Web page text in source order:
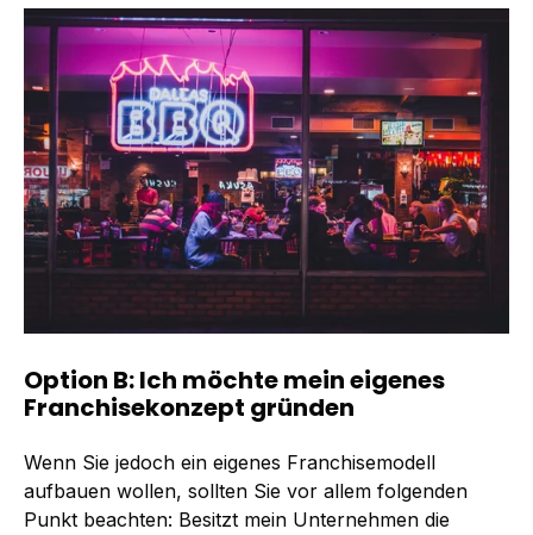
Option B: Ich möchte mein eigenes
Franchisekonzept gründen
Wenn Sie jedoch ein eigenes Franchisemodell
aufbauen wollen, sollten Sie vor allem folgenden
Punkt beachten: Besitzt mein Unternehmen die